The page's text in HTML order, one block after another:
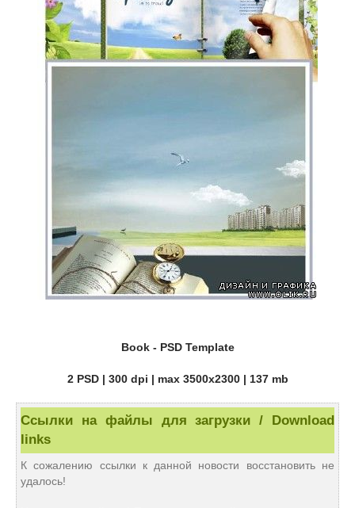
Book - PSD Template
2 PSD | 300 dpi | max 3500x2300 | 137 mb
Ссылки на файлы для загрузки / Download
links
К сожалению ссылки к данной новости восстановить не
удалось!